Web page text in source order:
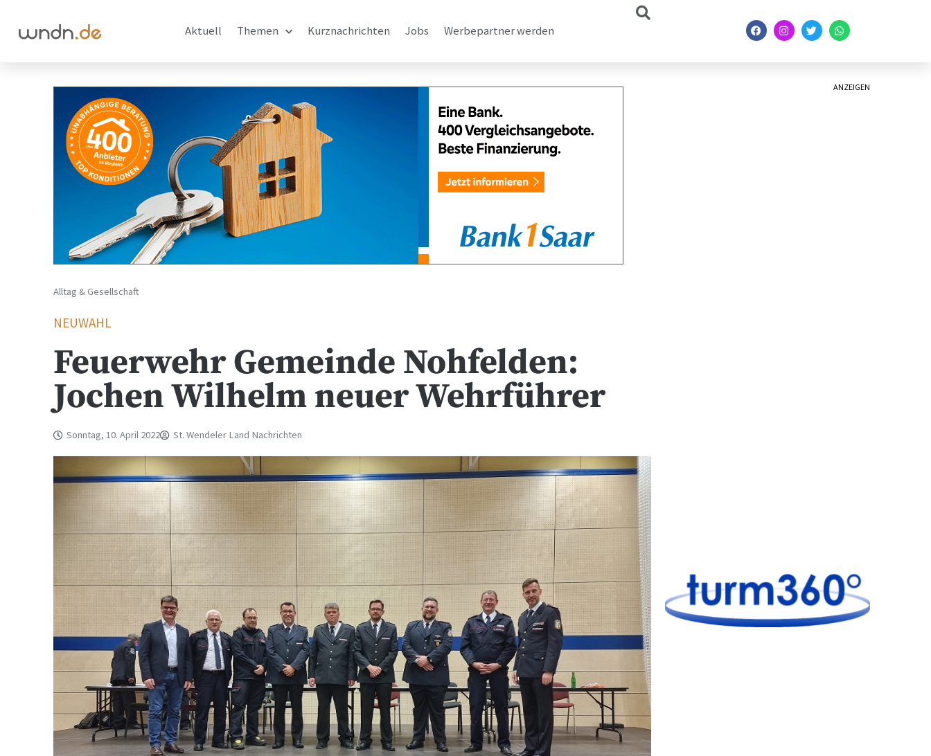
Aktuell Themen Kurznachrichten Jobs Werbepartner werden
Alltag & Gesellschaft
NEUWAHL
Feuerwehr Gemeinde Nohfelden:
Jochen Wilhelm neuer Wehrführer
Sonntag, 10. April 2022 St. Wendeler Land Nachrichten
ANZEIGEN